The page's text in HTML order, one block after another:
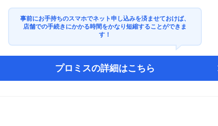
事前にお手持ちのスマホでネット申し込みを済ませておけば、
店舗での手続きにかかる時間をかなり短縮することができま
す！
プロミスの詳細はこちら